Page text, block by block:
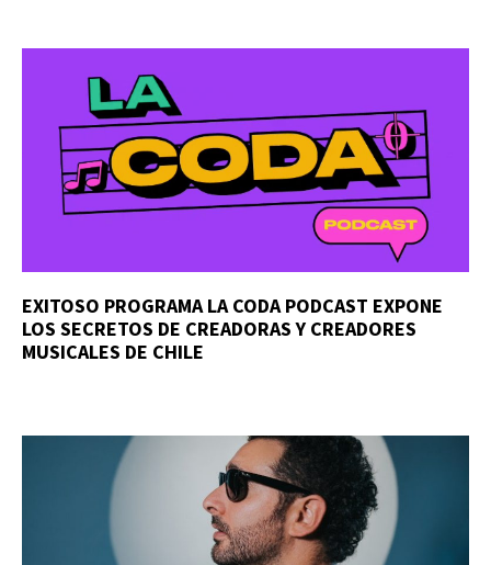
EXITOSO PROGRAMA LA CODA PODCAST EXPONE
LOS SECRETOS DE CREADORAS Y CREADORES
MUSICALES DE CHILE